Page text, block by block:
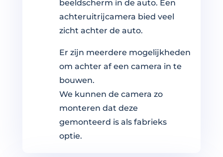
beeldscherm in de auto. Een
achteruitrijcamera bied veel
zicht achter de auto.
Er zijn meerdere mogelijkheden
om achter af een camera in te
bouwen.
We kunnen de camera zo
monteren dat deze
gemonteerd is als fabrieks
optie.